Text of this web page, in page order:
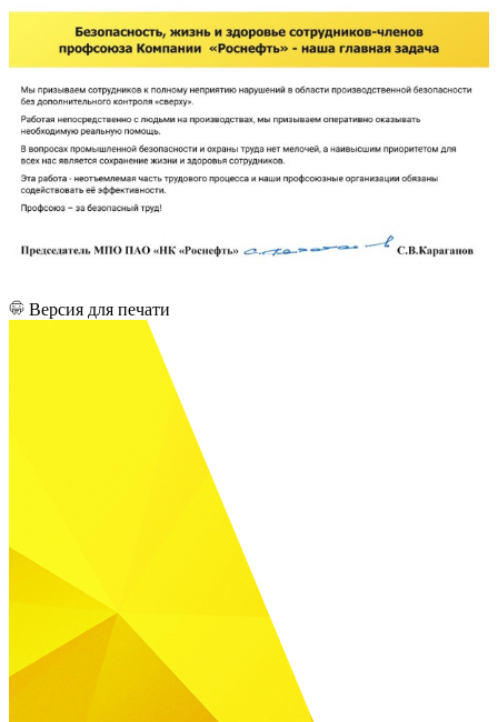
Версия для печати